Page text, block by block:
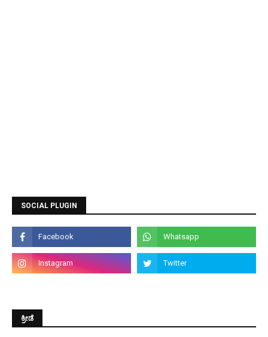
SOCIAL PLUGIN
ಕ್ರೀಡೆ